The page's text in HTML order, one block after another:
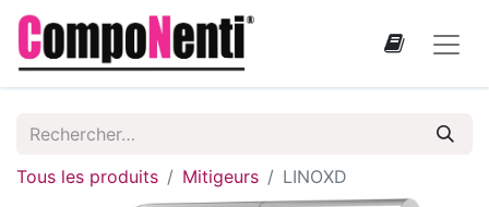
Tous les produits Mitigeurs LINOXD